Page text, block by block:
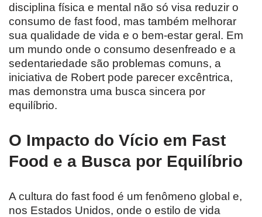
disciplina física e mental não só visa reduzir o
consumo de fast food, mas também melhorar
sua qualidade de vida e o bem-estar geral. Em
um mundo onde o consumo desenfreado e a
sedentariedade são problemas comuns, a
iniciativa de Robert pode parecer excêntrica,
mas demonstra uma busca sincera por
equilíbrio.
O Impacto do Vício em Fast
Food e a Busca por Equilíbrio
A cultura do fast food é um fenômeno global e,
nos Estados Unidos, onde o estilo de vida